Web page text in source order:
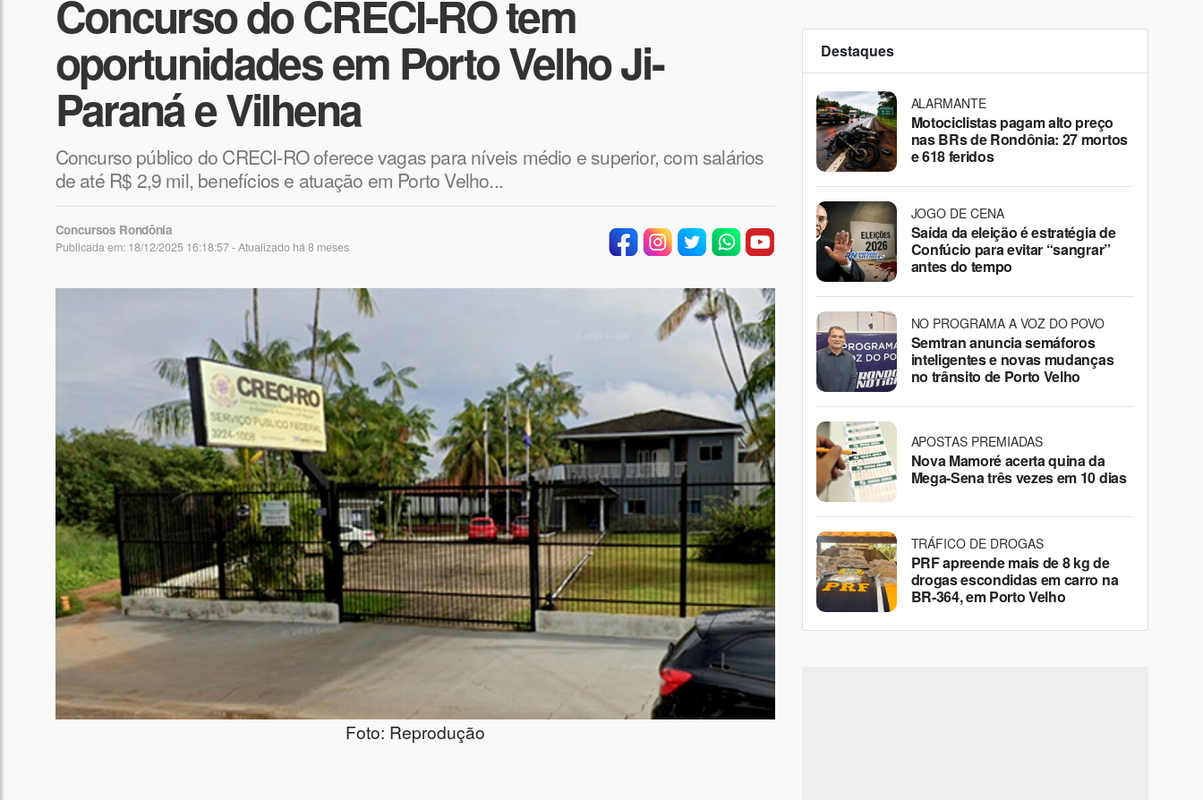
Concurso do CRECI-RO tem
oportunidades em Porto Velho Ji-
Paraná e Vilhena
Concurso público do CRECI-RO oferece vagas para níveis médio e superior, com salários
de até R$ 2,9 mil, benefícios e atuação em Porto Velho...
Concursos Rondônia
Publicada em: 18/12/2025 16:18:57 - Atualizado há 8 meses
Foto: Reprodução
Destaques
ALARMANTE
Motociclistas pagam alto preço
nas BRs de Rondônia: 27 mortos
e 618 feridos
JOGO DE CENA
Saída da eleição é estratégia de
Confúcio para evitar “sangrar”
antes do tempo
NO PROGRAMA A VOZ DO POVO
Semtran anuncia semáforos
inteligentes e novas mudanças
no trânsito de Porto Velho
APOSTAS PREMIADAS
Nova Mamoré acerta quina da
Mega-Sena três vezes em 10 dias
TRÁFICO DE DROGAS
PRF apreende mais de 8 kg de
drogas escondidas em carro na
BR-364, em Porto Velho